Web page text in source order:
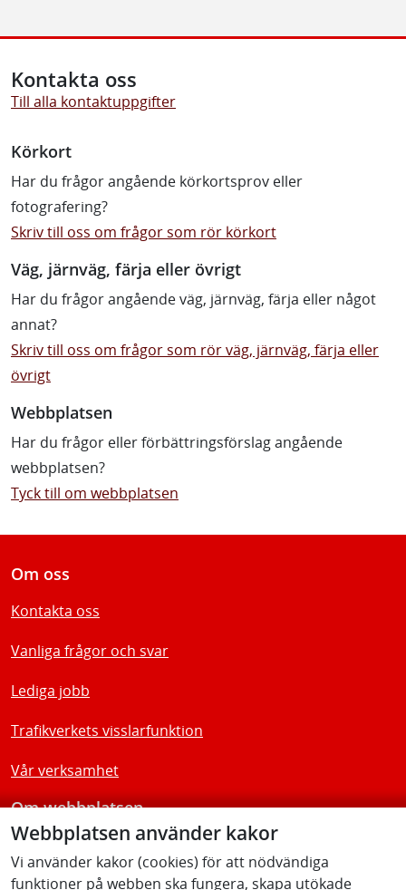
Webbplatsen använder kakor
Vi använder kakor (cookies) för att nödvändiga
funktioner på webben ska fungera, skapa utökade
Kontakta oss
Till alla kontaktuppgifter
Körkort
Har du frågor angående körkortsprov eller
fotografering?
Skriv till oss om frågor som rör körkort
Väg, järnväg, färja eller övrigt
Har du frågor angående väg, järnväg, färja eller något
annat?
Skriv till oss om frågor som rör väg, järnväg, färja eller
övrigt
Webbplatsen
Har du frågor eller förbättringsförslag angående
webbplatsen?
Tyck till om webbplatsen
Om oss
Kontakta oss
Vanliga frågor och svar
Lediga jobb
Trafikverkets visslarfunktion
Vår verksamhet
Om webbplatsen
Tillgänglighetsredogörelse